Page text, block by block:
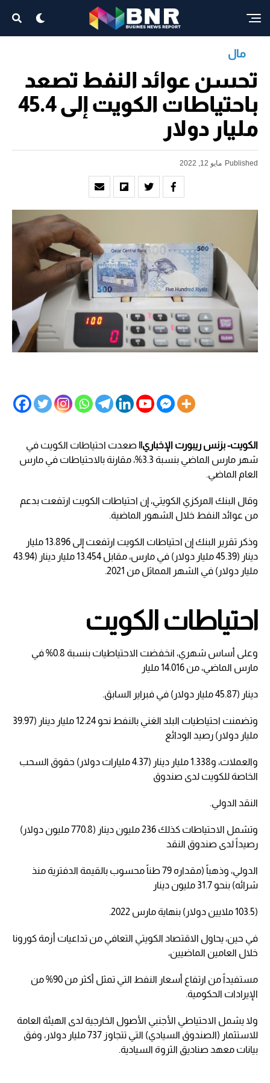
مال
تحسن عوائد النفط تصعد
باحتياطات الكويت إلى 45.4
مليار دولار
Published مايو 12, 2022
الكويت- بزنس ريبورت الإخباري|| صعدت احتياطات الكويت في
شهر مارس الماضي بنسبة 3.3%، مقارنة بالاحتياطات في مارس
العام الماضي.
وقال البنك المركزي الكويتي، إن احتياطات الكويت ارتفعت بدعم
من عوائد النفط خلال الشهور الماضية.
وذكر تقرير البنك إن احتياطات الكويت ارتفعت إلى 13.896 مليار
دينار (45.39 مليار دولار) في مارس، مقابل 13.454 مليار دينار (43.94
مليار دولار) في الشهر المماثل من 2021.
احتياطات الكويت
وعلى أساس شهري، انخفضت الاحتياطيات بنسبة 0.8% في
مارس الماضي، من 14.016 مليار
دينار (45.87 مليار دولار) في فبراير السابق.
وتضمنت احتياطيات البلد الغني بالنفط نحو 12.24 مليار دينار (39.97
مليار دولار) رصيد الودائع
والعملات، و1.338 مليار دينار (4.37 مليارات دولار) حقوق السحب
الخاصة للكويت لدى صندوق
النقد الدولي.
وتشمل الاحتياطات كذلك 236 مليون دينار (770.8 مليون دولار)
رصيداً لدى صندوق النقد
الدولي، وذهباً (مقداره 79 طناً محسوب بالقيمة الدفترية منذ
شرائه) بنحو 31.7 مليون دينار
(103.5 ملايين دولار) بنهاية مارس 2022.
في حين، يحاول الاقتصاد الكويتي التعافي من تداعيات أزمة كورونا
خلال العامين الماضيين،
مستفيداً من ارتفاع أسعار النفط التي تمثل أكثر من 90% من
الإيرادات الحكومية.
ولا يشمل الاحتياطي الأجنبي الأصول الخارجية لدى الهيئة العامة
للاستثمار (الصندوق السيادي) التي تتجاوز 737 مليار دولار، وفق
بيانات معهد صناديق الثروة السيادية.